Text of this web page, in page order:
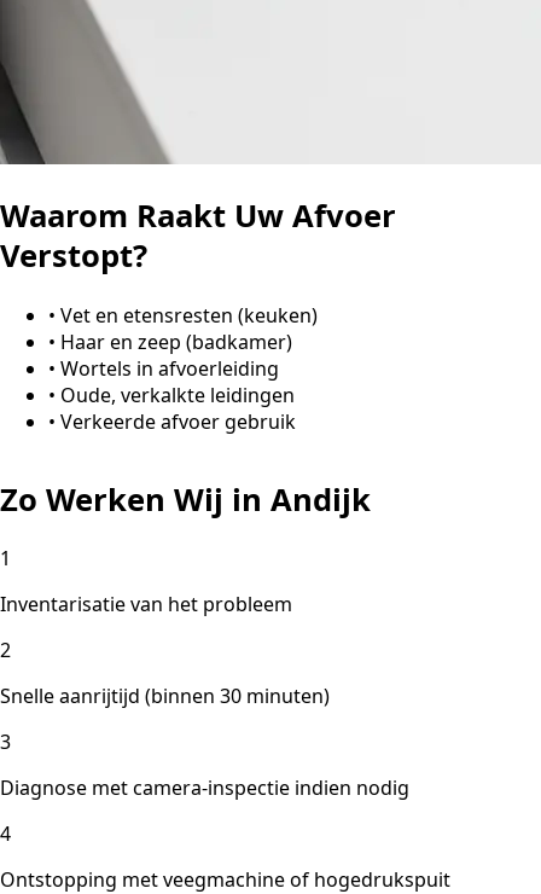
Waarom Raakt Uw Afvoer
Verstopt?
• Vet en etensresten (keuken)
• Haar en zeep (badkamer)
• Wortels in afvoerleiding
• Oude, verkalkte leidingen
• Verkeerde afvoer gebruik
Zo Werken Wij in Andijk
1
Inventarisatie van het probleem
2
Snelle aanrijtijd (binnen 30 minuten)
3
Diagnose met camera-inspectie indien nodig
4
Ontstopping met veegmachine of hogedrukspuit